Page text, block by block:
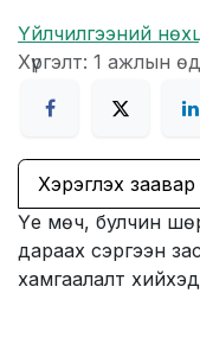
Үйлчилгээний
Хүргэлт: 1 ажлын
Хэрэглэх заавар
Үе мөч, булчин
дараах сэргээн
хамгаалалт